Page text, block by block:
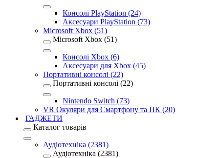
Консолі PlayStation (24)
Аксесуари PlayStation (73)
Microsoft Xbox (51)
Microsoft Xbox (51)
Консолі Xbox (6)
Аксесуари для Xbox (45)
Портативні консолі (22)
Портативні консолі (22)
Nintendo Switch (73)
VR Окуляри для Смартфону та ПК (20)
ГАДЖЕТИ
Каталог товарів
Аудіотехніка (2381)
Аудіотехніка (2381)